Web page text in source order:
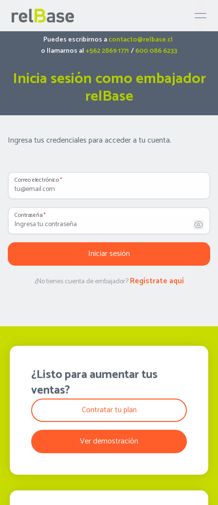
Puedes escribirnos acontacto@relbase.cl
o llamarnos al+562 2869 1771 /600 086 6233
Inicia sesión como embajador
relBase
Ingresa tus credenciales para acceder a tu cuenta.
Correo electrónico
Contraseña
Iniciar sesión
¿No tienes cuenta de embajador?Regístrate aquí
¿Listo para aumentar tus
ventas?
Contratar tu plan
Ver demostración